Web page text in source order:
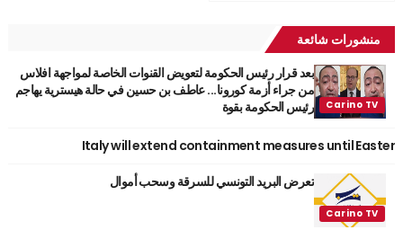
منشورات شائعة
بعد قرار رئيس الحكومة لتعويض القنوات الخاصة لمواجهة افلاس
من جراء أزمة كورونا... عاطف بن حسين في حالة هيسترية يهاجم
رئيس الحكومة بقوة
Italy will extend containment measures until Easter
تعرض البريد التونسي للسرقة وسحب أموال